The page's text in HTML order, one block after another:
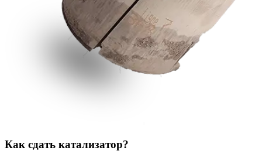
Как сдать катализатор?